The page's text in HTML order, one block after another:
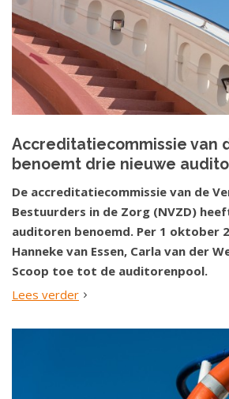
Accreditatiecommissie van
benoemt drie nieuwe
De accreditatiecommissie van de
Bestuurders in de Zorg (NVZD)
auditoren benoemd. Per 1 oktober
Hanneke van Essen, Carla van der
Scoop toe tot de auditorenpool.
Lees verder